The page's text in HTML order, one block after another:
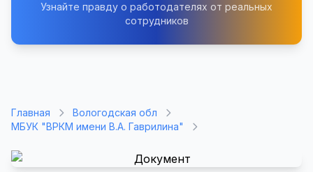
Узнайте правду о работодателях от реальных
сотрудников
Главная
Вологодская обл
МБУК "ВРКМ имени В.А. Гаврилина"